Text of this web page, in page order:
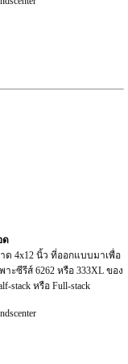
ด
าด 4x12 นิ้ว ที่ออกแบบมาเพื่อ
ะซีรีส์ 6262 หรือ 333XL ของ
stack หรือ Full-stack